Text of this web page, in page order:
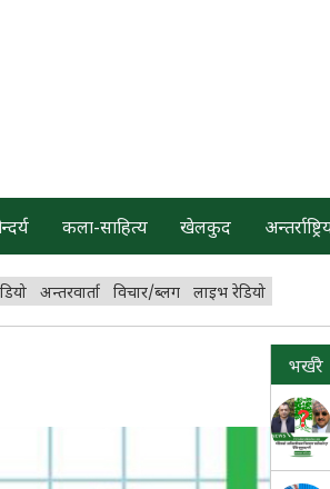
कला-साहित्य खेलकुद
अन्तरवार्ता विचार/ब्लग लाइभ रेडियो
भर्खरै